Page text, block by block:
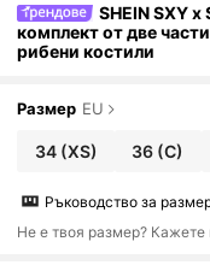
SHEIN SXY
комплект от две
рибени костили
Размер EU
34(XS) 36 (С)
Ръководство за
Не е твоя размер? Кажете